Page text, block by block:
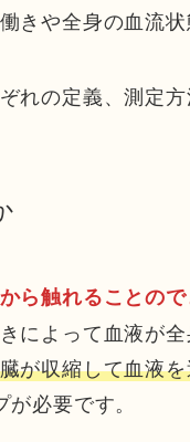
きや全身の血流
れの定義、測定
ら触れることの
によって血液が
が収縮して血液
必要です。